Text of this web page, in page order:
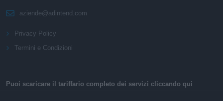
aziende@adintend.com
Privacy Policy
Termini e Condizioni
Puoi scaricare il tariffario completo dei servizi cliccando qui